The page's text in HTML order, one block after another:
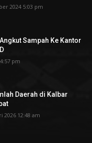
2024 5:03 pm
Sampah Ke Kantor
pm
Daerah di Kalbar
2026 12:48 am